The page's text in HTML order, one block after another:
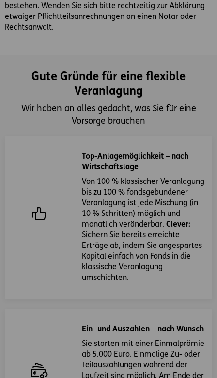
bestehen. Wenden Sie sich bitte rechtzeitig zur Abklärung
etwaiger Pflichtteilsanrechnungen an einen Notar oder
Rechtsanwalt.
Gute Gründe für eine flexible
Veranlagung
Wir haben an alles gedacht, was Sie für eine
Vorsorge brauchen
Top-Anlagemöglichkeit – nach
Wirtschaftslage
Von 100 % klassischer Veranlagung
bis zu 100 % fondsgebundener
Veranlagung ist jede Mischung (in
10 % Schritten) möglich und
monatlich veränderbar. Clever:
Sichern Sie bereits erreichte
Erträge ab, indem Sie angespartes
Kapital einfach von Fonds in die
klassische Veranlagung
umschichten.
Ein- und Auszahlen – nach Wunsch
Sie starten mit einer Einmalprämie
ab 5.000 Euro. Einmalige Zu- oder
Teilauszahlungen während der
Laufzeit sind möglich. Am Ende der